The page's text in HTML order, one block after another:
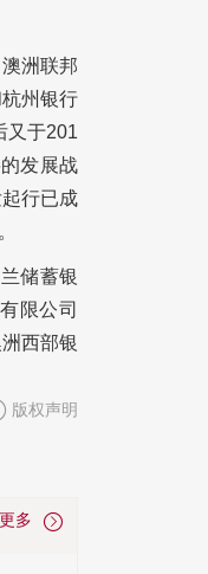
洲联邦
州银行
又于201
发展战
行已成
储蓄银
限公司
西部银
版权声明
多